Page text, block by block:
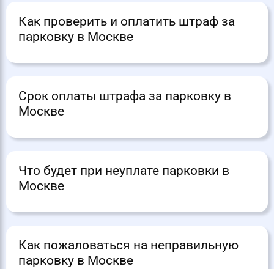
Как проверить и оплатить штраф за
парковку в Москве
Срок оплаты штрафа за парковку в
Москве
Что будет при неуплате парковки в
Москве
Как пожаловаться на неправильную
парковку в Москве